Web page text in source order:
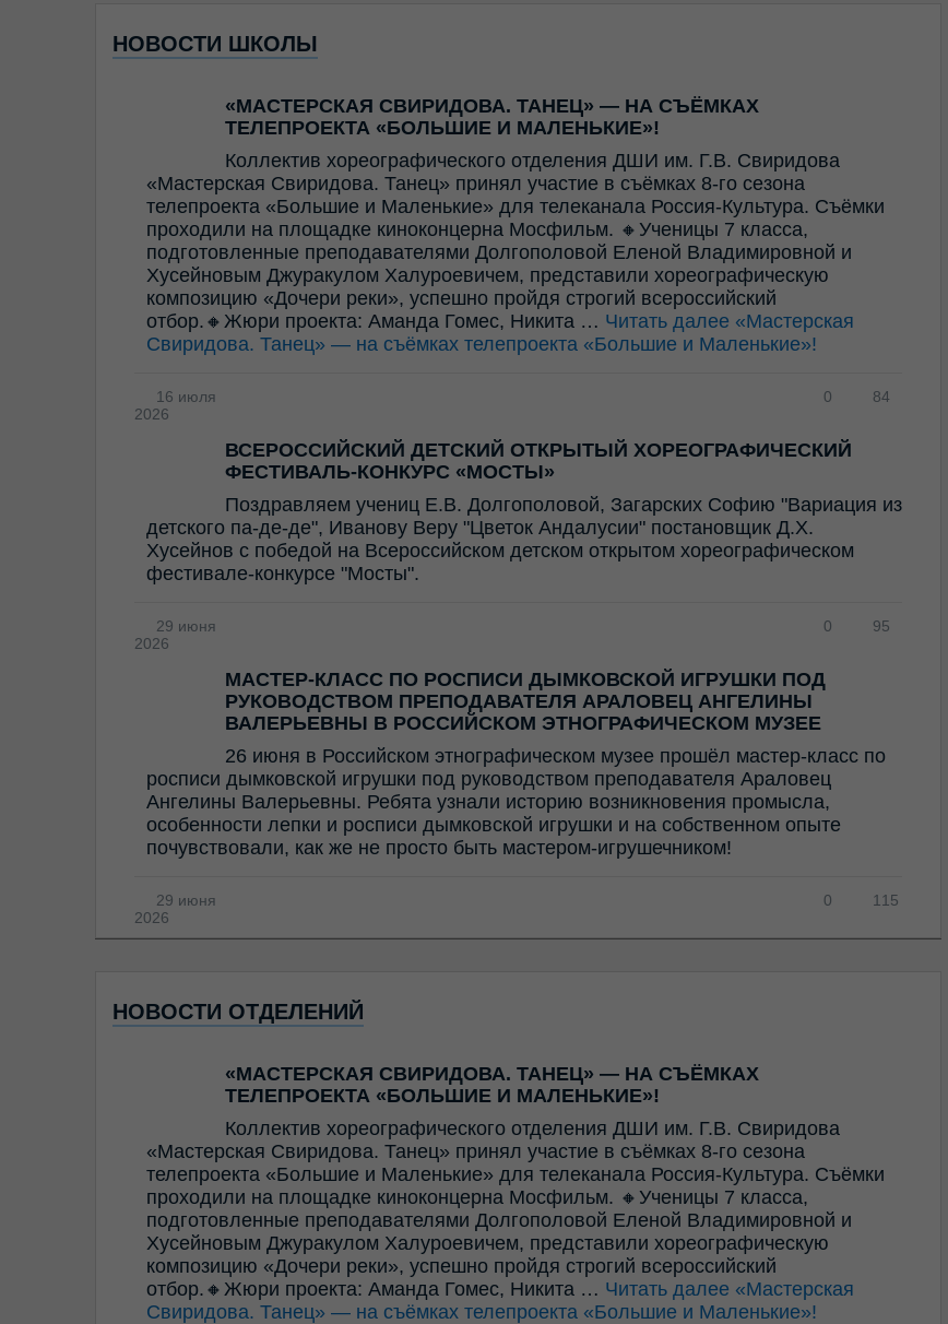
НОВОСТИ ШКОЛЫ
«МАСТЕРСКАЯ СВИРИДОВА. ТАНЕЦ» — НА СЪЁМКАХ
ТЕЛЕПРОЕКТА «БОЛЬШИЕ И МАЛЕНЬКИЕ»!
Коллектив хореографического отделения ДШИ им. Г.В. Свиридова
«Мастерская Свиридова. Танец» принял участие в съёмках 8-го сезона
телепроекта «Большие и Маленькие» для телеканала Россия-Культура. Съёмки
проходили на площадке киноконцерна Мосфильм. 🔸Ученицы 7 класса,
подготовленные преподавателями Долгополовой Еленой Владимировной и
Хусейновым Джуракулом Халуроевичем, представили хореографическую
композицию «Дочери реки», успешно пройдя строгий всероссийский
отбор.🔸Жюри проекта: Аманда Гомес, Никита … Читать далее «Мастерская
Свиридова. Танец» — на съёмках телепроекта «Большие и Маленькие»!
16 июля
2026
84
0
ВСЕРОССИЙСКИЙ ДЕТСКИЙ ОТКРЫТЫЙ ХОРЕОГРАФИЧЕСКИЙ
ФЕСТИВАЛЬ-КОНКУРС «МОСТЫ»
Поздравляем учениц Е.В. Долгополовой, Загарских Софию "Вариация из
детского па-де-де", Иванову Веру "Цветок Андалусии" постановщик Д.Х.
Хусейнов с победой на Всероссийском детском открытом хореографическом
фестивале-конкурсе "Мосты".
29 июня
2026
95
0
МАСТЕР-КЛАСС ПО РОСПИСИ ДЫМКОВСКОЙ ИГРУШКИ ПОД
РУКОВОДСТВОМ ПРЕПОДАВАТЕЛЯ АРАЛОВЕЦ АНГЕЛИНЫ
ВАЛЕРЬЕВНЫ В РОССИЙСКОМ ЭТНОГРАФИЧЕСКОМ МУЗЕЕ
26 июня в Российском этнографическом музее прошёл мастер-класс по
росписи дымковской игрушки под руководством преподавателя Араловец
Ангелины Валерьевны. Ребята узнали историю возникновения промысла,
особенности лепки и росписи дымковской игрушки и на собственном опыте
почувствовали, как же не просто быть мастером-игрушечником!
29 июня
2026
115
0
НОВОСТИ ОТДЕЛЕНИЙ
«МАСТЕРСКАЯ СВИРИДОВА. ТАНЕЦ» — НА СЪЁМКАХ
ТЕЛЕПРОЕКТА «БОЛЬШИЕ И МАЛЕНЬКИЕ»!
Коллектив хореографического отделения ДШИ им. Г.В. Свиридова
«Мастерская Свиридова. Танец» принял участие в съёмках 8-го сезона
телепроекта «Большие и Маленькие» для телеканала Россия-Культура. Съёмки
проходили на площадке киноконцерна Мосфильм. 🔸Ученицы 7 класса,
подготовленные преподавателями Долгополовой Еленой Владимировной и
Хусейновым Джуракулом Халуроевичем, представили хореографическую
композицию «Дочери реки», успешно пройдя строгий всероссийский
отбор.🔸Жюри проекта: Аманда Гомес, Никита … Читать далее «Мастерская
Свиридова. Танец» — на съёмках телепроекта «Большие и Маленькие»!